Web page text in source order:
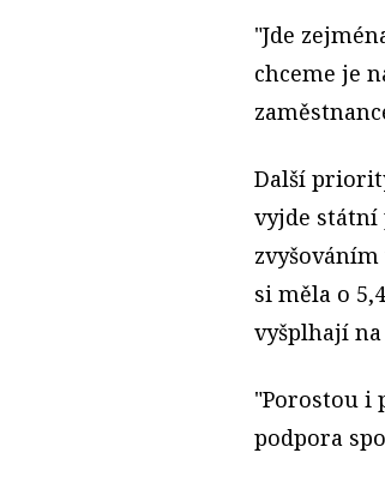
"Jde
chceme je
Další
vyjde státní
si měla o
vyšplhají na
"Porostou i
podpora